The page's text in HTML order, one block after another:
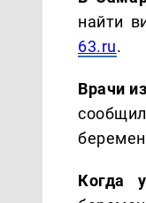
найти
63.ru.
Врачи
Когда